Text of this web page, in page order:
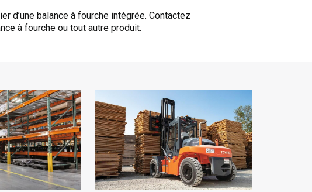
d’une balance à fourche intégrée. Contactez
à fourche ou tout autre produit.